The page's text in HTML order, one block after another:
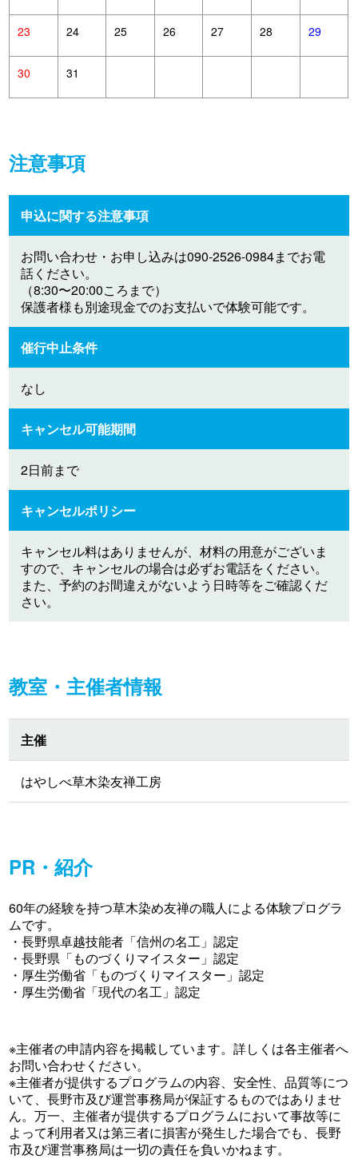
23 24 25 26 27 28 29
30 31
注意事項
申込に関する注意事項
お問い合わせ・お申し込みは090-2526-0984までお電
話ください。
（8:30〜20:00ころまで）
保護者様も別途現金でのお支払いで体験可能です。
催行中止条件
なし
キャンセル可能期間
2日前まで
キャンセルポリシー
キャンセル料はありませんが、材料の用意がございま
すので、キャンセルの場合は必ずお電話をください。
また、予約のお間違えがないよう日時等をご確認くだ
さい。
教室・主催者情報
主催
はやしべ草木染友禅工房
PR・紹介
60年の経験を持つ草木染め友禅の職人による体験プログラ
ムです。
・長野県卓越技能者「信州の名工」認定
・長野県「ものづくりマイスター」認定
・厚生労働省「ものづくりマイスター」認定
・厚生労働省「現代の名工」認定
※主催者の申請内容を掲載しています。詳しくは各主催者へ
お問い合わせください。
※主催者が提供するプログラムの内容、安全性、品質等につ
いて、長野市及び運営事務局が保証するものではありませ
ん。万一、主催者が提供するプログラムにおいて事故等に
よって利用者又は第三者に損害が発生した場合でも、長野
市及び運営事務局は一切の責任を負いかねます。